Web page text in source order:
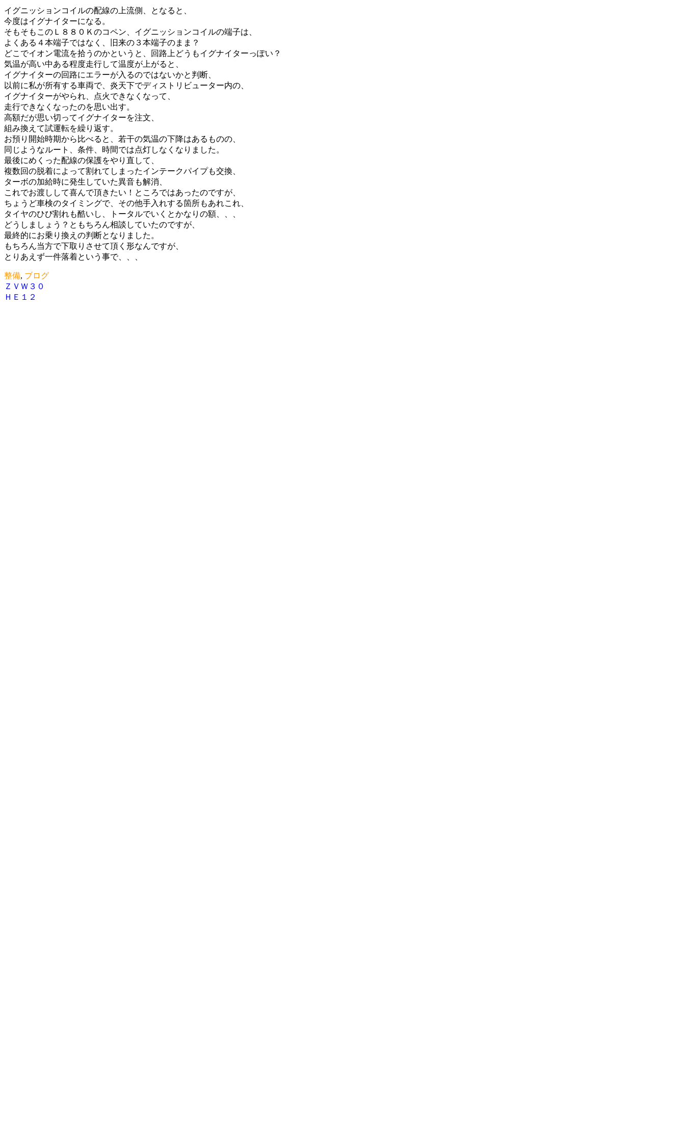
イグニッションコイルの配線の上流側、となると、
今度はイグナイターになる。
そもそもこのＬ８８０Ｋのコペン、イグニッションコイルの端子は、
よくある４本端子ではなく、旧来の３本端子のまま？
どこでイオン電流を拾うのかというと、回路上どうもイグナイターっぽい？
気温が高い中ある程度走行して温度が上がると、
イグナイターの回路にエラーが入るのではないかと判断、
以前に私が所有する車両で、炎天下でディストリビューター内の、
イグナイターがやられ、点火できなくなって、
走行できなくなったのを思い出す。
高額だが思い切ってイグナイターを注文、
組み換えて試運転を繰り返す。
お預り開始時期から比べると、若干の気温の下降はあるものの、
同じようなルート、条件、時間では点灯しなくなりました。
最後にめくった配線の保護をやり直して、
複数回の脱着によって割れてしまったインテークパイプも交換、
ターボの加給時に発生していた異音も解消、
これでお渡しして喜んで頂きたい！ところではあったのですが、
ちょうど車検のタイミングで、その他手入れする箇所もあれこれ、
タイヤのひび割れも酷いし、トータルでいくとかなりの額、、、
どうしましょう？ともちろん相談していたのですが、
最終的にお乗り換えの判断となりました。
もちろん当方で下取りさせて頂く形なんですが、
とりあえず一件落着という事で、、、
整備, ブログ
投
ＺＶＷ３０
ＨＥ１２